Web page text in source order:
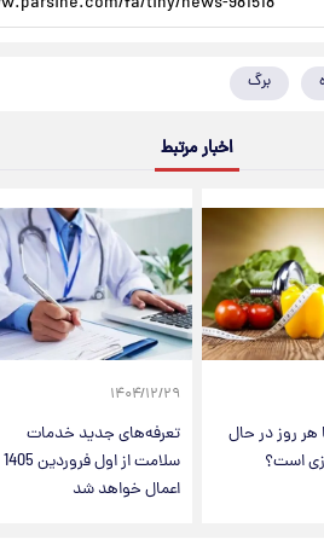
برگ
اخبار مرتبط
روز در حال
است؟
۱۴۰۴/۱۲/۲۹
تعرفه‌های جدید خدمات
سلامت از اول فروردین 1405
اعمال خواهد شد